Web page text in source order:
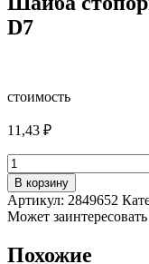
D7
стоимость
11,43 ₽
Количество
товара
Шайба
стопорная
сталь
DIN
В корзину
Артикул: 2849652
Может заинтересовать
Похожие